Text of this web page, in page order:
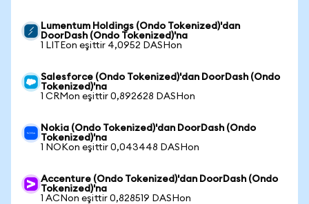
Lumentum Holdings (Ondo Tokenized)'dan
DoorDash (Ondo Tokenized)'na
1 LITEon eşittir 4,0952 DASHon
Salesforce (Ondo Tokenized)'dan DoorDash (Ondo
Tokenized)'na
1 CRMon eşittir 0,892628 DASHon
Nokia (Ondo Tokenized)'dan DoorDash (Ondo
Tokenized)'na
1 NOKon eşittir 0,043448 DASHon
Accenture (Ondo Tokenized)'dan DoorDash (Ondo
Tokenized)'na
1 ACNon eşittir 0,828519 DASHon